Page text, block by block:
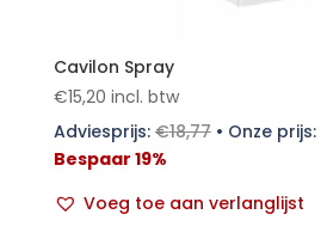
Cavilon Spray
€15,20 incl. btw
Adviesprijs:€18,77• Onze prijs:
Bespaar 19%
Voeg toe aan verlanglijst